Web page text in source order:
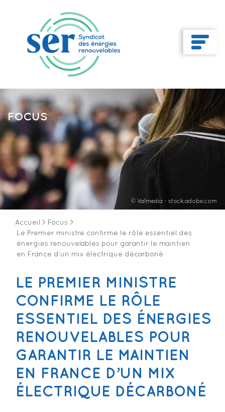
FOCUS
© Valmedia - stock.adobe.com
Accueil > Focus >
Le Premier ministre confirme le rôle essentiel des
énergies renouvelables pour garantir le maintien
en France d’un mix électrique décarboné
LE PREMIER MINISTRE
CONFIRME LE RÔLE
ESSENTIEL DES ÉNERGIES
RENOUVELABLES POUR
GARANTIR LE MAINTIEN
EN FRANCE D’UN MIX
ÉLECTRIQUE DÉCARBONÉ